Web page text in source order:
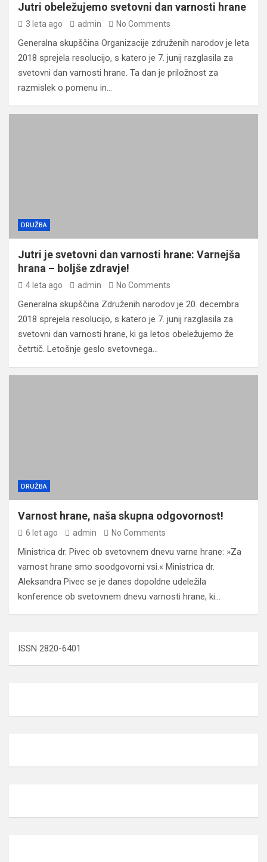
Jutri obeležujemo svetovni dan varnosti hrane
3 leta ago admin No Comments
Generalna skupščina Organizacije združenih narodov je leta
2018 sprejela resolucijo, s katero je 7. junij razglasila za
svetovni dan varnosti hrane. Ta dan je priložnost za
razmislek o pomenu in…
DRUŽBA
Jutri je svetovni dan varnosti hrane: Varnejša
hrana – boljše zdravje!
4 leta ago admin No Comments
Generalna skupščina Združenih narodov je 20. decembra
2018 sprejela resolucijo, s katero je 7. junij razglasila za
svetovni dan varnosti hrane, ki ga letos obeležujemo že
četrtič. Letošnje geslo svetovnega…
DRUŽBA
Varnost hrane, naša skupna odgovornost!
6 let ago admin No Comments
Ministrica dr. Pivec ob svetovnem dnevu varne hrane: »Za
varnost hrane smo soodgovorni vsi.« Ministrica dr.
Aleksandra Pivec se je danes dopoldne udeležila
konference ob svetovnem dnevu varnosti hrane, ki…
ISSN 2820-6401